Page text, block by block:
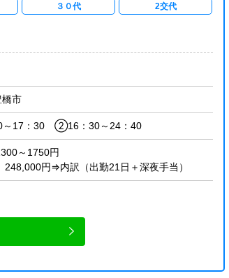
３０代 2交代
橋市
17：30 ②16：30～24：40
～1750円
248,000円⇒内訳（出勤21日＋深夜手当）